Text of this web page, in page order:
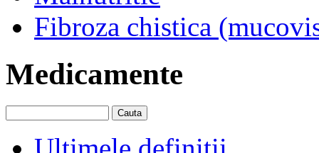
Fibroza chistica
Medicamente